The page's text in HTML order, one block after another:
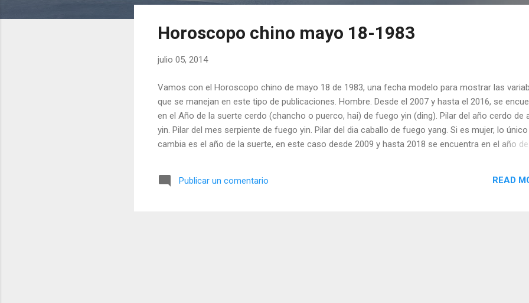
Horoscopo chino mayo 18-1983
julio 05, 2014
Vamos con el Horoscopo chino de mayo 18 de 1983, una fecha modelo para mostrar las
que se manejan en este tipo de publicaciones. Hombre. Desde el 2007 y hasta el 2016, se
en el Año de la suerte cerdo (chancho o puerco, hai) de fuego yin (ding). Pilar del año cerdo de
yin. Pilar del mes serpiente de fuego yin. Pilar del dia caballo de fuego yang. Si es mujer, lo
cambia es el año de la suerte, en este caso desde 2009 y hasta 2018 se encuentra en el año de
Publicar un comentario READ